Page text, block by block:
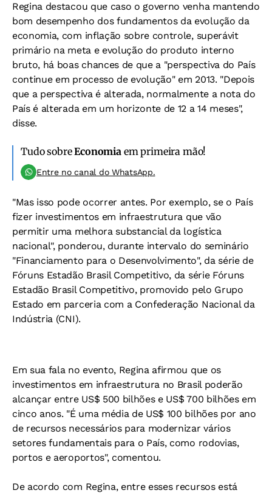
Regina destacou que caso o governo venha mantendo
bom desempenho dos fundamentos da evolução da
economia, com inflação sobre controle, superávit
primário na meta e evolução do produto interno
bruto, há boas chances de que a "perspectiva do País
continue em processo de evolução" em 2013. "Depois
que a perspectiva é alterada, normalmente a nota do
País é alterada em um horizonte de 12 a 14 meses",
disse.
Tudo sobreEconomiaem primeira mão!
Entre no canal do WhatsApp.
"Mas isso pode ocorrer antes. Por exemplo, se o País
fizer investimentos em infraestrutura que vão
permitir uma melhora substancial da logística
nacional", ponderou, durante intervalo do seminário
"Financiamento para o Desenvolvimento", da série de
Fóruns Estadão Brasil Competitivo, da série Fóruns
Estadão Brasil Competitivo, promovido pelo Grupo
Estado em parceria com a Confederação Nacional da
Indústria (CNI).
Em sua fala no evento, Regina afirmou que os
investimentos em infraestrutura no Brasil poderão
alcançar entre US$ 500 bilhões e US$ 700 bilhões em
cinco anos. "É uma média de US$ 100 bilhões por ano
de recursos necessários para modernizar vários
setores fundamentais para o País, como rodovias,
portos e aeroportos", comentou.
De acordo com Regina, entre esses recursos está